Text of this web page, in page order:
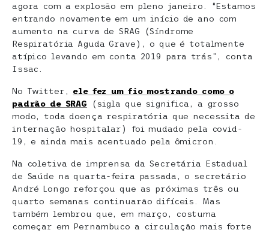
agora com a explosão em pleno janeiro. “Estamos
entrando novamente em um início de ano com
aumento na curva de SRAG (Síndrome
Respiratória Aguda Grave), o que é totalmente
atípico levando em conta 2019 para trás”, conta
Issac.
No Twitter, ele fez um fio mostrando como o
padrão de SRAG (sigla que significa, a grosso
modo, toda doença respiratória que necessita de
internação hospitalar) foi mudado pela covid-
19, e ainda mais acentuado pela ômicron.
Na coletiva de imprensa da Secretária Estadual
de Saúde na quarta-feira passada, o secretário
André Longo reforçou que as próximas três ou
quarto semanas continuarão difíceis. Mas
também lembrou que, em março, costuma
começar em Pernambuco a circulação mais forte